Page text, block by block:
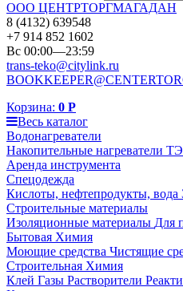
ООО ЦЕНТРТОРГМАГАДАН
8 (4132) 639548
+7 914 852 1602
Вс 00:00—23:59
trans-teko@citylink.ru
Корзина: 0 Р
Весь каталог
Водонагреватели
Накопительные нагреватели
Аренда инструмента
Спецодежда
Кислоты, нефтепродукты, вода
Строительные материалы
Изоляционные материалы Для
Бытовая Химия
Моющие средства Чистящие
Строительная Химия
Клей Газы Растворители